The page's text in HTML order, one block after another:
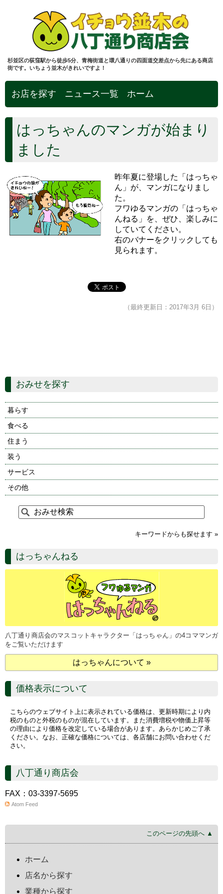
杉並区の荻窪駅から徒歩5分、青梅街道と環八通りの四面道交差点から先にある商店
街です。いちょう並木がきれいですよ！
お店を探す ニュース一覧 ホーム
はっちゃんのマンガが始まり
ました
昨年夏に登場した「はっちゃ
ん」が、マンガになりまし
た。
フワゆるマンガの「はっちゃ
んねる」を、ぜひ、楽しみに
していてください。
右のバナーをクリックしても
見られます。
（最終更新日：2017年3月 6日）
おみせを探す
暮らす
食べる
住まう
装う
サービス
その他
キーワードからも探せます »
はっちゃんねる
八丁通り商店会のマスコットキャラクター「はっちゃん」の4コママンガ
をご覧いただけます
はっちゃんについて »
価格表示について
こちらのウェブサイト上に表示されている価格は、更新時期により内
税のものと外税のものが混在しています。また消費増税や物価上昇等
の理由により価格を改定している場合があります。あらかじめご了承
ください。なお、正確な価格については、各店舗にお問い合わせくだ
さい。
八丁通り商店会
FAX：03-3397-5695
Atom Feed
このページの先頭へ ▲
ホーム
店名から探す
業種から探す